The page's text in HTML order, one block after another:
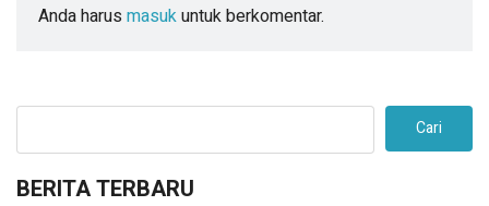
Anda harus masukuntuk berkomentar.
Cari
BERITA TERBARU